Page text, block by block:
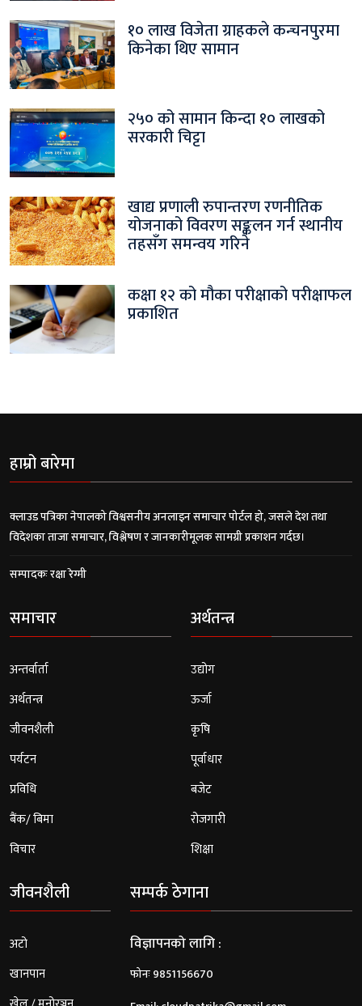
१० लाख विजेता ग्राहकले कन्चनपुरमा
किनेका थिए सामान
२५० को सामान किन्दा १० लाखको
सरकारी चिट्टा
खाद्य प्रणाली रुपान्तरण रणनीतिक
योजनाको विवरण सङ्कलन गर्न स्थानीय
तहसँग समन्वय गरिने
कक्षा १२ को मौका परीक्षाको परीक्षाफल
प्रकाशित
हाम्रो बारेमा
क्लाउड पत्रिका नेपालको विश्वसनीय अनलाइन समाचार पोर्टल हो, जसले देश तथा
विदेशका ताजा समाचार, विश्लेषण र जानकारीमूलक सामग्री प्रकाशन गर्दछ।
सम्पादकः रक्षा रेग्मी
समाचार
अन्तर्वार्ता
अर्थतन्त्र
जीवनशैली
पर्यटन
प्रविधि
बैंक/ बिमा
विचार
अर्थतन्त्र
उद्योग
ऊर्जा
कृषि
पूर्वाधार
बजेट
रोजगारी
शिक्षा
जीवनशैली
अटो
खानपान
सम्पर्क ठेगाना
विज्ञापनको लागि :
फोनः 9851156670